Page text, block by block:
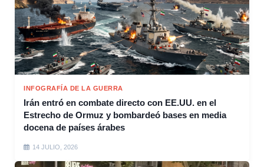
INFOGRAFÍA DE LA GUERRA
Irán entró en combate directo con EE.UU. en el
Estrecho de Ormuz y bombardeó bases en media
docena de países árabes
14 JULIO, 2026